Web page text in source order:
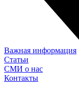
Важная информация
Статьи
СМИ о нас
Контакты